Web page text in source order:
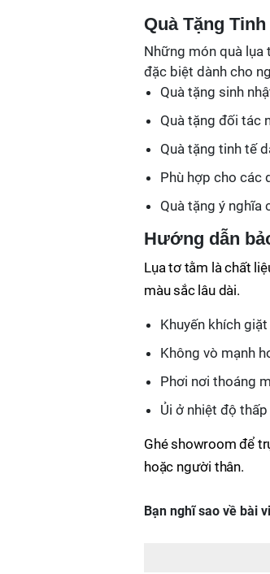
Quà Tặng
Những món quà
đặc biệt dành cho
Quà tặng sinh
Quà tặng đối tác
Quà tặng tinh tế
Phù hợp cho các
Quà tặng ý
Hướng dẫn
Lụa tơ tằm là chất
màu sắc lâu dài.
Khuyến khích
Không vò mạnh
Phơi nơi thoáng
Ủi ở nhiệt độ
Ghé showroom để
hoặc người thân.
Bạn nghĩ sao về bài